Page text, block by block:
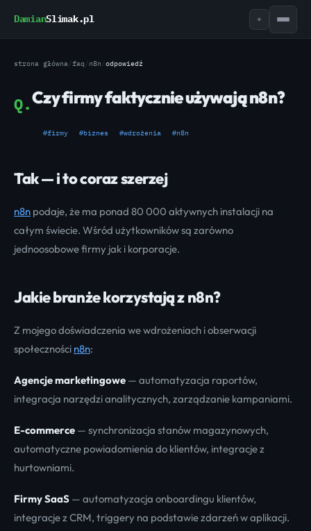
DamianSlimak.pl ☀
strona główna/faq /n8n /odpowiedź
Q.Czy firmy faktycznie używają n8n?
#firmy #biznes #wdrożenia #n8n
Tak — i to coraz szerzej
n8n podaje, że ma ponad 80 000 aktywnych instalacji na
całym świecie. Wśród użytkowników są zarówno
jednoosobowe firmy jak i korporacje.
Jakie branże korzystają z n8n?
Z mojego doświadczenia we wdrożeniach i obserwacji
społeczności n8n:
Agencje marketingowe — automatyzacja raportów,
integracja narzędzi analitycznych, zarządzanie kampaniami.
E-commerce — synchronizacja stanów magazynowych,
automatyczne powiadomienia do klientów, integracje z
hurtowniami.
Firmy SaaS — automatyzacja onboardingu klientów,
integracje z CRM, triggery na podstawie zdarzeń w aplikacji.